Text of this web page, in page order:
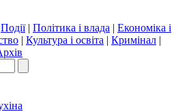
Події| Політика і влада | Економіка і
| Культура і освіта | Кримінал |